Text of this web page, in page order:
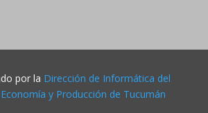
por la Dirección de Informática del
y Producción de Tucumán